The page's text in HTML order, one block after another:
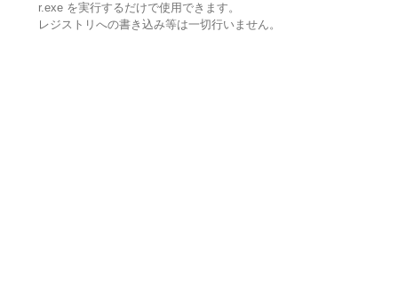
r.exe を実行するだけで使用できます。
レジストリへの書き込み等は一切行いません。